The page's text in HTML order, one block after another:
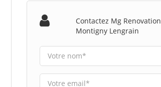
Contactez Mg Renovation
Montigny Lengrain